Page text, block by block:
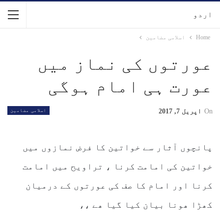
اردو
Home اسلامی مضامین
عورتوں کی نماز میں
عورت ہی امام ہوگی
اسلامی مضامین On اپریل 7, 2017
پانچوں آثار سے خواتین کا فرض نمازوں میں
خواتین کی امامت کرنا ، تراویح میں امامت
کرنا اور امام کا صف کی عورتوں کے درمیان
کھڑا ھونا بیان کیا گیا ھے ،،